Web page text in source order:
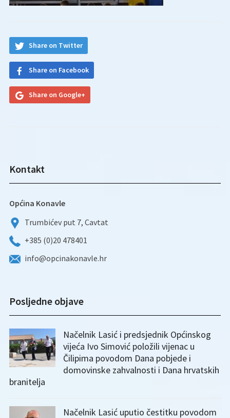
Share on Twitter
Share on Facebook
Share on Google+
Kontakt
Općina Konavle
Trumbićev put 7, Cavtat
+385 (0)20 478401
info@opcinakonavle.hr
Posljedne objave
Načelnik Lasić i predsjednik Općinskog
vijeća Ivo Simović položili vijenac u
Čilipima povodom Dana pobjede i
domovinske zahvalnosti i Dana hrvatskih
branitelja
Načelnik Lasić uputio čestitku povodom